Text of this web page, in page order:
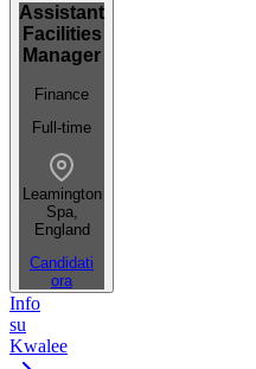
Assistant
Facilities
Manager
Finance
Full-time
Leamington
Spa,
England
Candidati
ora
Info
su
Kwalee